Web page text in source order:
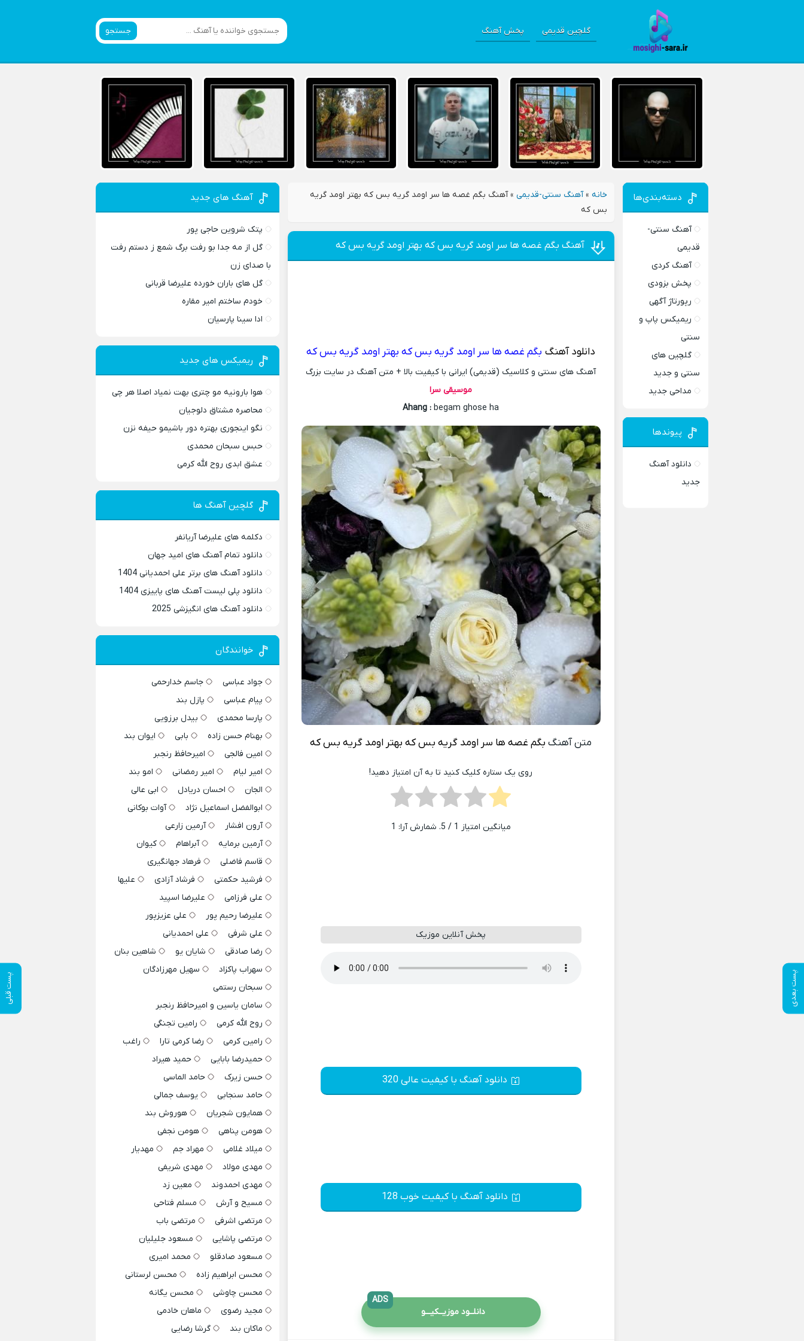
گلچین قدیمی پخش آهنگ جستجو
خانه »آهنگ سنتی-قدیمی »آهنگ بگم غصه ها سر اومد گريه بس که بهتر اومد گريه
بس که
پست بعدی پست قبلی
آهنگ بگم غصه ها سر اومد گريه بس که بهتر اومد گريه بس که
دانلود آهنگ بگم غصه ها سر اومد گريه بس که بهتر اومد گريه بس که
آهنگ های سنتی و کلاسیک (قدیمی) ایرانی با کیفیت بالا + متن آهنگ در سایت بزرگ
موسیقی سرا
Ahang : begam ghose ha
متن آهنگ بگم غصه ها سر اومد گريه بس که بهتر اومد گريه بس که
روی یک ستاره کلیک کنید تا به آن امتیاز دهید!
میانگین امتیاز 1 / 5. شمارش آرا: 1
پخش آنلاین موزیک
دانلود آهنگ با کیفیت عالی 320
دانلود آهنگ با کیفیت خوب 128
دانلــود موزیــکیـــو
ADS
دسته‌بندی‌ها
آهنگ سنتی-
قدیمی
آهنگ کردی
پخش بزودی
رپورتاژ آگهی
ریمیکس پاپ و
سنتی
گلچین های
سنتی و جدید
مداحی جدید
پیوندها
دانلود آهنگ
جدید
آهنگ های جدید
پتک شروین حاجی پور
گل از مه جدا بو رفت برگ شمع ز دستم رفت
با صدای زن
گل های باران خورده علیرضا قربانی
خودم ساختم امیر مقاره
ادا سینا پارسیان
ریمیکس های جدید
هوا بارونیه مو چتری بهت نمیاد اصلا هر چی
محاصره مشتاق دلوجیان
نگو اینجوری بهتره دور باشیمو حیفه نزن
حبس سبحان محمدی
عشق ابدی روح الله کرمی
گلچین آهنگ ها
دکلمه های علیرضا آریانفر
دانلود تمام آهنگ های امید جهان
دانلود آهنگ های برتر علی احمدیانی 1404
دانلود پلی لیست آهنگ های پاییزی 1404
دانلود آهنگ های انگیزشی 2025
خوانندگان
جواد عباسی
جاسم خدارحمی
پیام عباسی
پازل بند
پارسا محمدی
بیدل برزویی
بهنام حسن زاده
بابی
ایوان بند
امین فالجی
امیرحافظ رنجبر
امیر لیام
امیر رمضانی
امو بند
الجان
احسان دریادل
ابی عالی
ابوالفضل اسماعیل نژاد
آوات بوکانی
آرون افشار
آرمین زارعی
آرمین برمایه
آبراهام
کیوان
قاسم فاضلی
فرهاد جهانگیری
فرشید حکمتی
فرشاد آزادی
علیها
علی فرزامی
علیرضا اسپید
علیرضا رحیم پور
علی عزیزپور
علی شرفی
علی احمدیانی
رضا صادقی
شایان یو
شاهین بنان
سهراب پاکزاد
سهیل مهرزادگان
سبحان رستمی
سامان یاسین و امیرحافظ رنجبر
روح الله کرمی
رامین تجنگی
رامین کرمی
رضا کرمی تارا
راغب
حمیدرضا بابایی
حمید هیراد
حسن زیرک
حامد الماسی
حامد سنجابی
یوسف جمالی
همایون شجریان
هوروش بند
هومن پناهی
هومن نجفی
میلاد غلامی
مهراد جم
مهدیار
مهدی مولاد
مهدی شریفی
مهدی احمدوند
معین زد
مسیح و آرش
مسلم فتاحی
مرتضی اشرفی
مرتضی باب
مرتضی پاشایی
مسعود جلیلیان
مسعود صادقلو
محمد امیری
محسن ابراهیم زاده
محسن لرستانی
محسن چاوشی
محسن یگانه
مجید رضوی
ماهان خادمی
ماکان بند
گرشا رضایی